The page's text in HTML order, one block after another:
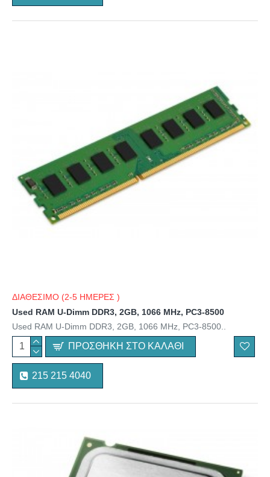
ΔΙΑΘΕΣΙΜΟ (2-5 ΗΜΕΡΕΣ )
Used RAM U-Dimm DDR3, 2GB, 1066 MHz, PC3-8500
Used RAM U-Dimm DDR3, 2GB, 1066 MHz, PC3-8500..
ΠΡΟΣΘΉΚΗ ΣΤΟ ΚΑΛΆΘΙ
215 215 4040